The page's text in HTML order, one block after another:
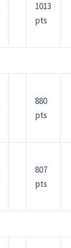
1013
pts
880
pts
807
pts